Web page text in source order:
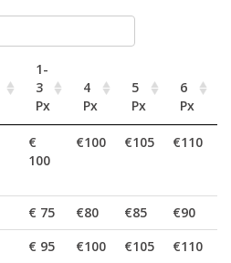
1-
3
Px
4
Px
5
Px
6
Px
€
100
€100 €105 €110
€ 75 €80 €85 €90
€ 95 €100 €105 €110